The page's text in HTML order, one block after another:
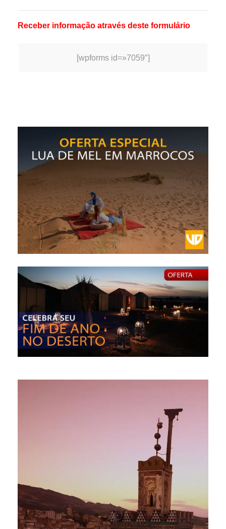
Receber informação através deste formulário
[wpforms id=»7059″]